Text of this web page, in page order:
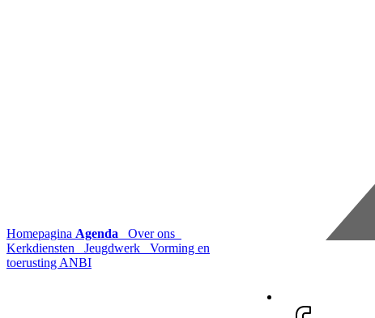
Homepagina Agenda
Over ons
Kerkdiensten
Jeugdwerk
Vorming en
toerusting ANBI